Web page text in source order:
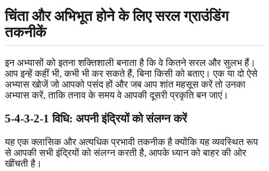
चिंता और अभिभूत होने के लिए सरलग्राउंडिंग
तकनीकें
इन अभ्यासों को इतना शक्तिशाली बनाता है कि वे कितने सरल और सुलभ हैं।
आप इन्हें कहीं भी, कभी भी कर सकते हैं, बिना किसी को बताए। एक या दो ऐसे
अभ्यास खोजें जो आपको पसंद हों और जब आप शांत महसूस करें तो उनका
अभ्यास करें, ताकि तनाव के समय वे आपकी दूसरी प्रकृति बन जाएं।
5-4-3-2-1 विधि: अपनी इंद्रियों को संलग्न करें
यह एक क्लासिक और अत्यधिक प्रभावी तकनीक है क्योंकि यह व्यवस्थित रूप
से आपकी सभी इंद्रियों को संलग्न करती है, आपके ध्यान को बाहर की ओर
खींचती है।